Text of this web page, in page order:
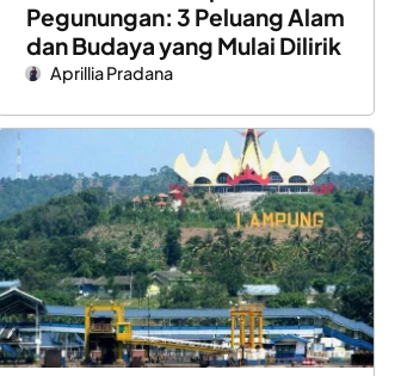
Pegunungan: 3 Peluang Alam
dan Budaya yang Mulai Dilirik
Aprillia Pradana